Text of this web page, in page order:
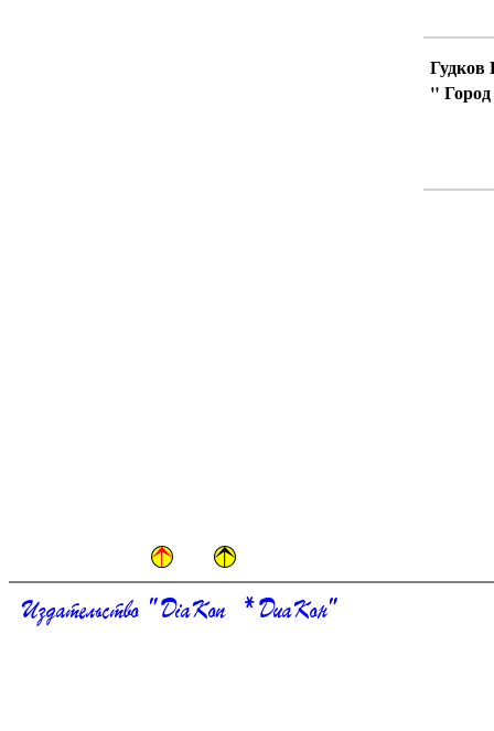
Гудков
"
Издательство " DiaKon * ДиаКон"